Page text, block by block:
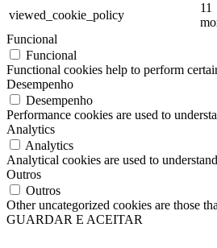
viewed_cookie_policy
11
Funcional
Funcional
Functional cookies help to perform
Desempenho
Desempenho
Performance cookies are used to
Analytics
Analytics
Analytical cookies are used to
Outros
Outros
Other uncategorized cookies are those
GUARDAR E ACEITAR